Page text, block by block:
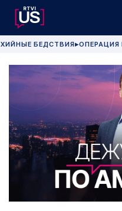
БЕДСТВИЯ▶ОПЕРАЦИЯ